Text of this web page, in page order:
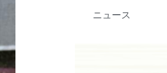
ニュース